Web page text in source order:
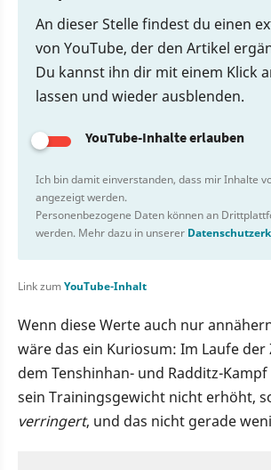
An dieser Stelle findest du einen
von YouTube, der den Artikel
Du kannst ihn dir mit einem Klick
lassen und wieder ausblenden.
YouTube-Inhalte erlauben
Ich bin damit einverstanden, dass mir Inhalte
angezeigt werden.
Personenbezogene Daten können an
werden. Mehr dazu in unserer
Link zumYouTube-Inhalt
Wenn diese Werte auch nur
wäre das ein Kuriosum: Im Laufe der
dem Tenshinhan- und Radditz-
sein Trainingsgewicht nicht erhöht,
verringert, und das nicht gerade